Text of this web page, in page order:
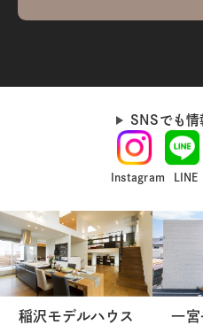
SNSでも情
Instagram LINE
稲沢モデルハウス 一宮